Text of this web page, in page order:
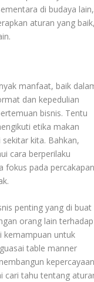
di budaya lain,
aturan yang baik,
manfaat, baik
dan kepedulian
bisnis. Tentu
etika makan
kita. Bahkan,
cara berperilaku
fokus pada percakapan
penting yang di buat
orang lain terhadap
kemampuan untuk
table manner
kepercayaan
cari tahu tentang